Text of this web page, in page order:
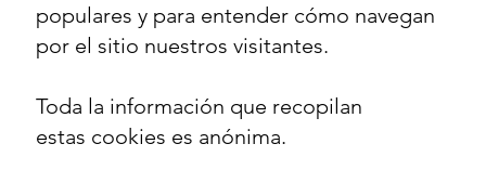
populares y para entender cómo navegan
por el sitio nuestros visitantes.
Toda la información que recopilan
estas cookies es anónima.